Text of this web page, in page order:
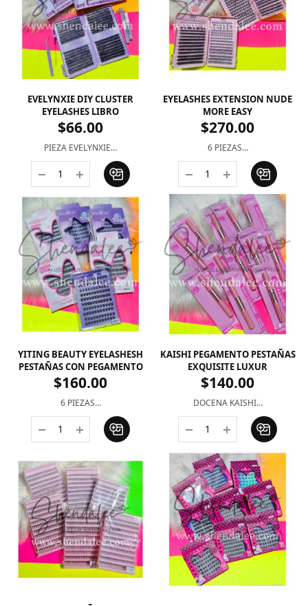
EVELYNXIE DIY CLUSTER
EYELASHES LIBRO
$66.00
PIEZA EVELYNXIE…
EYELASHES EXTENSION NUDE
MORE EASY
$270.00
6 PIEZAS…
YITING BEAUTY EYELASHESH
PESTAÑAS CON PEGAMENTO
$160.00
6 PIEZAS…
KAISHI PEGAMENTO PESTAÑAS
EXQUISITE LUXUR
$140.00
DOCENA KAISHI…